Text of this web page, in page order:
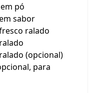
pó
sabor
ralado
(opcional)
para